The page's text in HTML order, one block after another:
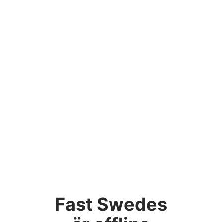
Fast Swedes